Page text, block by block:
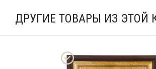
ДРУГИЕ ТОВАРЫ ИЗ ЭТОЙ